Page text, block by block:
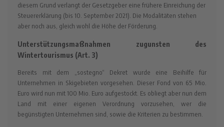
diesem Grund verlangt der Gesetzgeber eine frühere Einreichung der
Steuererklärung (bis 10. September 2021). Die Modalitäten stehen
aber noch aus, gleich wohl die Höhe der Förderung.
Unterstützungsmaßnahmen zugunsten des
Wintertourismus (Art. 3)
Bereits mit dem „sostegno“ Dekret wurde eine Beihilfe für
Unternehmen in Skigebieten vorgesehen. Dieser Fond von 65 Mio.
Euro wird nun mit 100 Mio. Euro aufgestockt. Es obliegt aber nun dem
Land mit einer eigenen Verordnung vorzusehen, wer die
begünstigten Unternehmen sind, sowie die Kriterien zu bestimmen.